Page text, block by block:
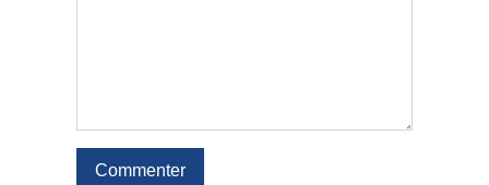
Commenter